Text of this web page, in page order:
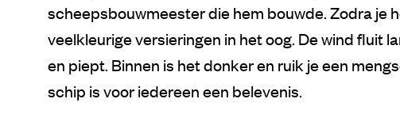
scheepsbouwmeester die hem bouwde. Zodra je
veelkleurige versieringen in het oog. De wind fluit
en piept. Binnen is het donker en ruik je een
schip is voor iedereen een belevenis.